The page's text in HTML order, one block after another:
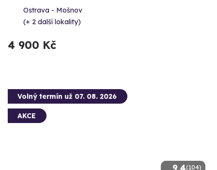
Ostrava - Mošnov
(+ 2 další lokality)
4 900 Kč
(104)
Volný termín už 07. 08. 2026
AKCE